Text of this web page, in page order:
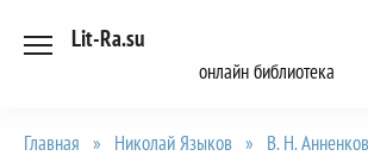
Lit-Ra.su
онлайн библиотека
Главная » Николай Языков » В. Н.